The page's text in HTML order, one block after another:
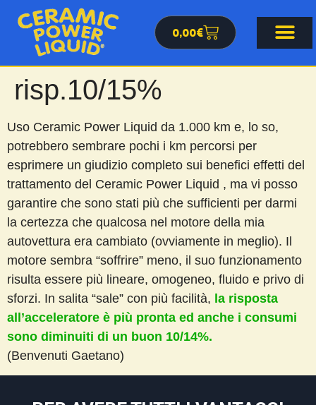
0,00€
risp.10/15%
Uso Ceramic Power Liquid da 1.000 km e, lo so,
potrebbero sembrare pochi i km percorsi per
esprimere un giudizio completo sui benefici effetti del
trattamento del Ceramic Power Liquid , ma vi posso
garantire che sono stati più che sufficienti per darmi
la certezza che qualcosa nel motore della mia
autovettura era cambiato (ovviamente in meglio). Il
motore sembra “soffrire” meno, il suo funzionamento
risulta essere più lineare, omogeneo, fluido e privo di
sforzi. In salita “sale” con più facilità, la risposta
all’acceleratore è più pronta ed anche i consumi
sono diminuiti di un buon 10/14%.
(Benvenuti Gaetano)